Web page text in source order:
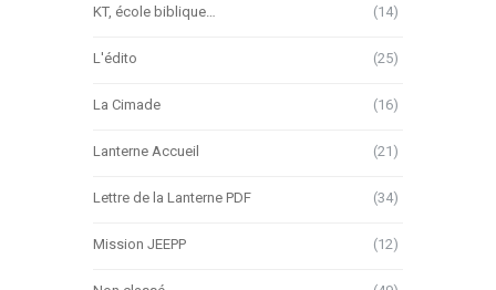
KT, école biblique… (14)
L'édito (25)
La Cimade (16)
Lanterne Accueil (21)
Lettre de la Lanterne PDF (34)
Mission JEEPP (12)